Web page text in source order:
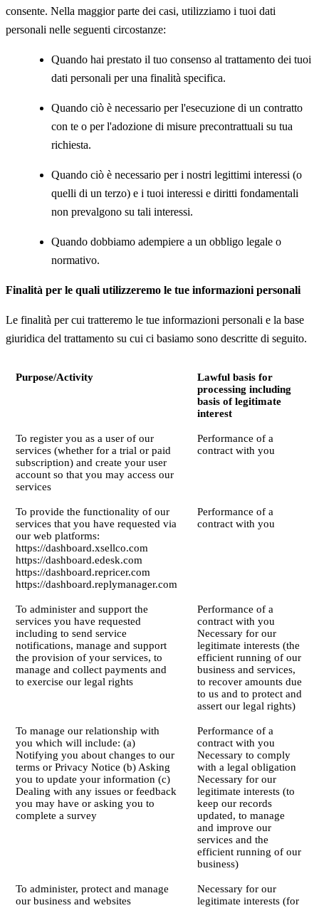
consente. Nella maggior parte dei casi, utilizziamo i tuoi dati
personali nelle seguenti circostanze:
Quando hai prestato il tuo consenso al trattamento dei tuoi
dati personali per una finalità specifica.
Quando ciò è necessario per l'esecuzione di un contratto
con te o per l'adozione di misure precontrattuali su tua
richiesta.
Quando ciò è necessario per i nostri legittimi interessi (o
quelli di un terzo) e i tuoi interessi e diritti fondamentali
non prevalgono su tali interessi.
Quando dobbiamo adempiere a un obbligo legale o
normativo.
Finalità per le quali utilizzeremo le tue informazioni personali
Le finalità per cui tratteremo le tue informazioni personali e la base
giuridica del trattamento su cui ci basiamo sono descritte di seguito.
Purpose/Activity
Lawful basis for
processing including
basis of legitimate
interest
To register you as a user of our
services (whether for a trial or paid
subscription) and create your user
account so that you may access our
services
Performance of a
contract with you
To provide the functionality of our
services that you have requested via
our web platforms:
https://dashboard.xsellco.com
https://dashboard.edesk.com
https://dashboard.repricer.com
https://dashboard.replymanager.com
Performance of a
contract with you
To administer and support the
services you have requested
including to send service
notifications, manage and support
the provision of your services, to
manage and collect payments and
to exercise our legal rights
Performance of a
contract with you
Necessary for our
legitimate interests (the
efficient running of our
business and services,
to recover amounts due
to us and to protect and
assert our legal rights)
To manage our relationship with
you which will include: (a)
Notifying you about changes to our
terms or Privacy Notice (b) Asking
you to update your information (c)
Dealing with any issues or feedback
you may have or asking you to
complete a survey
Performance of a
contract with you
Necessary to comply
with a legal obligation
Necessary for our
legitimate interests (to
keep our records
updated, to manage
and improve our
services and the
efficient running of our
business)
To administer, protect and manage
our business and websites
Necessary for our
legitimate interests (for